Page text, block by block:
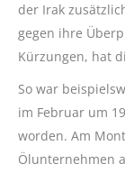
der Irak
gegen ihre
Kürzungen, hat
So war
im Februar um
worden. Am
Ölunternehmen